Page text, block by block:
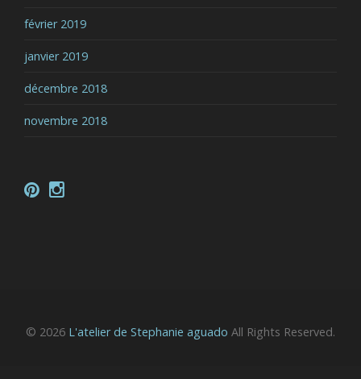
février 2019
janvier 2019
décembre 2018
novembre 2018
© 2026 L'atelier de Stephanie aguado All Rights Reserved.